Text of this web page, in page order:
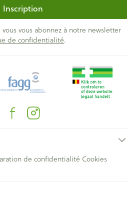
Inscription
vous abonnez à notre newsletter
de confidentialité.
de confidentialité Cookies